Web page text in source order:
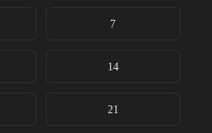
7
14
21